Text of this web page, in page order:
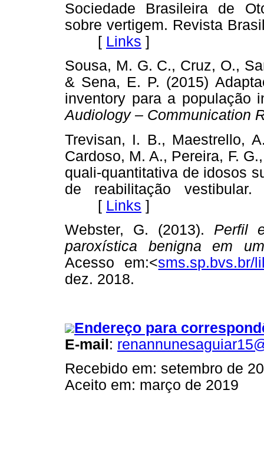
Sociedade Brasileira de
sobre vertigem. Revista
[ Links ]
Sousa, M. G. C., Cruz, O.,
& Sena, E. P. (2015)
inventory para a população
Audiology – Communication
Trevisan, I. B., Maestrello,
Cardoso, M. A., Pereira, F.
quali-quantitativa de idosos
de reabilitação vestibular.
[ Links ]
Webster, G. (2013). Perfil
paroxística benigna em
Acesso em:<sms.sp.bvs.br/
dez. 2018.
Endereço para
E-mail :
Recebido em: setembro de
Aceito em: março de 2019